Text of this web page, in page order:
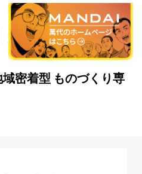
域密着型 ものづくり専